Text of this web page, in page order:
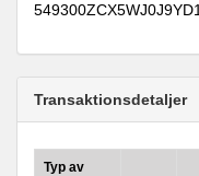
Transaktionsdetaljer
Typ av